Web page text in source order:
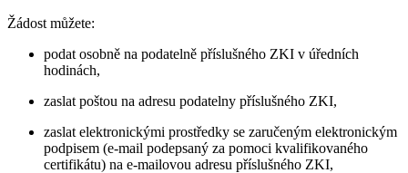
Žádost můžete:
podat osobně na podatelně příslušného ZKI v úředních
hodinách,
zaslat poštou na adresu podatelny příslušného ZKI,
zaslat elektronickými prostředky se zaručeným elektronickým
podpisem (e-mail podepsaný za pomoci kvalifikovaného
certifikátu) na e-mailovou adresu příslušného ZKI,